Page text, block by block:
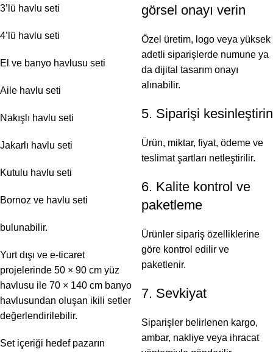
3’lü havlu seti
4’lü havlu seti
El ve banyo havlusu seti
Aile havlu seti
Nakışlı havlu seti
Jakarlı havlu seti
Kutulu havlu seti
Bornoz ve havlu seti
bulunabilir.
Yurt dışı ve e-ticaret
projelerinde 50 × 90 cm yüz
havlusu ile 70 × 140 cm banyo
havlusundan oluşan ikili setler
değerlendirilebilir.
Set içeriği hedef pazarın
görsel onayı verin
Özel üretim, logo veya yüksek
adetli siparişlerde numune ya
da dijital tasarım onayı
alınabilir.
5. Siparişi kesinleştirin
Ürün, miktar, fiyat, ödeme ve
teslimat şartları netleştirilir.
6. Kalite kontrol ve
paketleme
Ürünler sipariş özelliklerine
göre kontrol edilir ve
paketlenir.
7. Sevkiyat
Siparişler belirlenen kargo,
ambar, nakliye veya ihracat